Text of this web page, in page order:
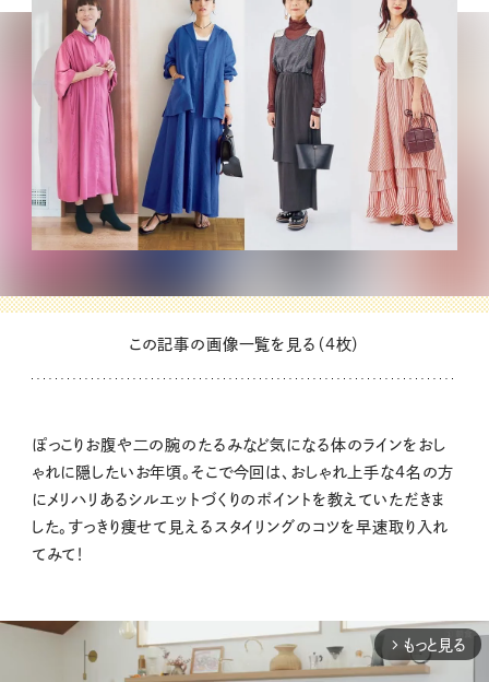
この記事の画像一覧を見る（4枚）
ぽっこりお腹や二の腕のたるみなど気になる体のラインをおし
ゃれに隠したいお年頃。そこで今回は、おしゃれ上手な4名の方
にメリハリあるシルエットづくりのポイントを教えていただきま
した。すっきり痩せて見えるスタイリングのコツを早速取り入れ
てみて！
arrow_forward_ios もっと見る